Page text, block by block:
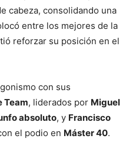
cabeza, consolidando una
entre los mejores de la
reforzar su posición en el
con sus
Team, liderados por Miguel
absoluto, y Francisco
el podio en Máster 40.